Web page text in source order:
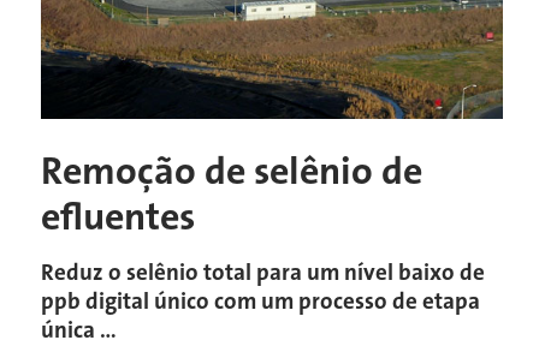
Remoção de selênio de
efluentes
Reduz o selênio total para um nível baixo de
ppb digital único com um processo de etapa
única …